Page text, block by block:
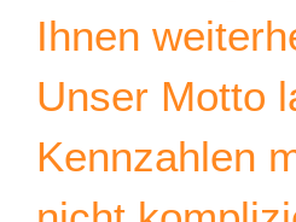
Ihnen
Unser Motto
Kennzahlen